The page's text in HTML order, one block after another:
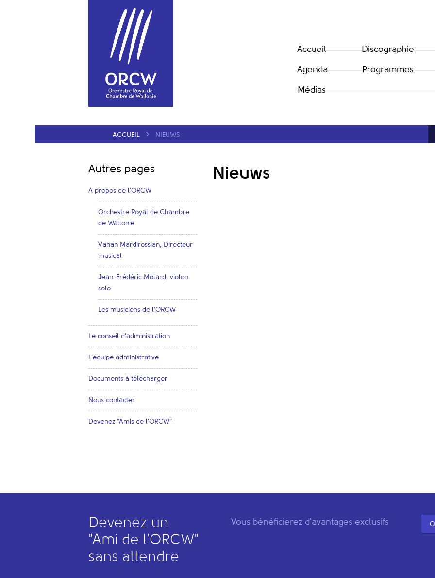
Accueil
Agenda
Médias
Discographie
Programmes
ACCUEIL NIEUWS
Nieuws
Autres pages
A propos de l’ORCW
Orchestre Royal de Chambre
de Wallonie
Vahan Mardirossian, Directeur
musical
Jean-Frédéric Molard, violon
solo
Les musiciens de l’ORCW
Le conseil d’administration
L’équipe administrative
Documents à télécharger
Nous contacter
Devenez “Amis de l’ORCW”
Devenez un
"Ami de l’ORCW"
sans attendre
Vous bénéficierez d'avantages exclusifs